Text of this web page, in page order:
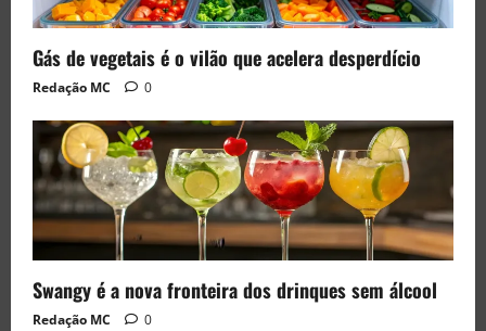
Gás de vegetais é o vilão que acelera desperdício
Redação MC 0
Swangy é a nova fronteira dos drinques sem álcool
Redação MC 0